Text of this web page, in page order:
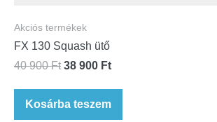
Akciós termékek
FX 130 Squash ütő
40 900Ft 38 900 Ft
Kosárba teszem